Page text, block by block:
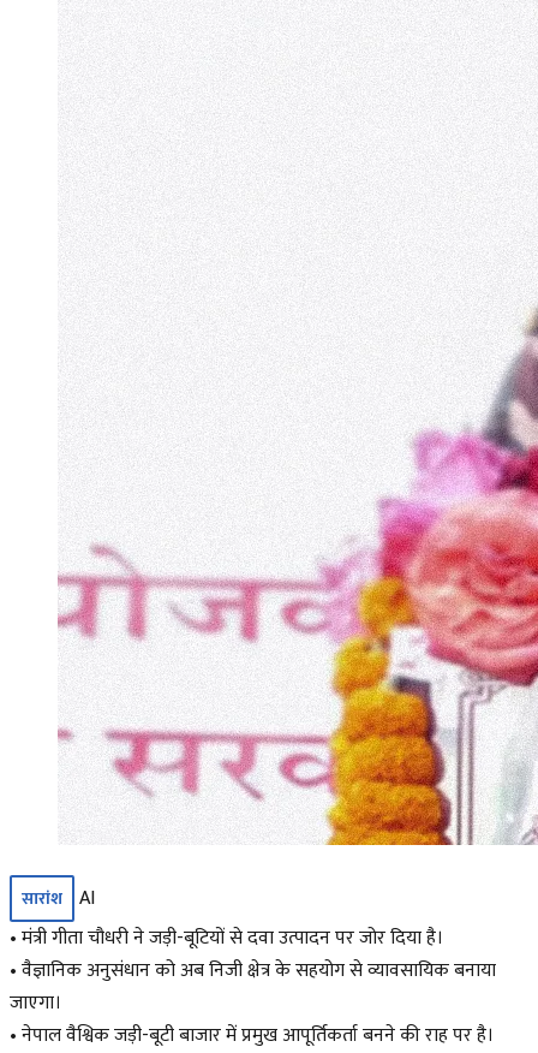
सारांश
AI
• मंत्री गीता चौधरी ने जड़ी-बूटियों से दवा उत्पादन पर जोर दिया है।
• वैज्ञानिक अनुसंधान को अब निजी क्षेत्र के सहयोग से व्यावसायिक बनाया
जाएगा।
• नेपाल वैश्विक जड़ी-बूटी बाजार में प्रमुख आपूर्तिकर्ता बनने की राह पर है।